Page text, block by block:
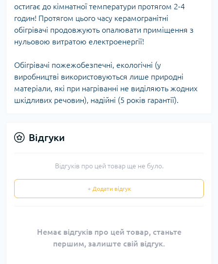
остигає до кімнатної температури протягом 2-4
годин! Протягом цього часу керамогранітні
обігрівачі продовжують опалювати приміщення з
нульовою витратою електроенергії!
Обігрівачі пожежобезпечні, екологічні (у
виробництві використовуються лише природні
матеріали, які при нагріванні не виділяють жодних
шкідливих речовин), надійні (5 років гарантії).
Відгуки
Відгуків про цей товар ще не було.
+ Додати відгук
Немає відгуків про цей товар, станьте
першим, залиште свій відгук.